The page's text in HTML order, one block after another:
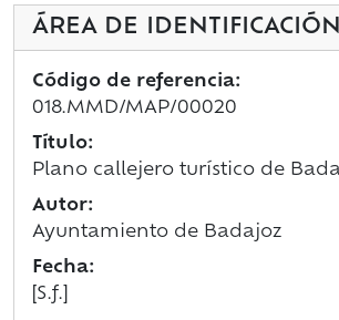
ÁREA DE IDENTIFICACIÓN
Código de referencia:
018.MMD/MAP/00020
Título:
Plano callejero turístico de
Autor:
Ayuntamiento de Badajoz
Fecha:
[S.f.]